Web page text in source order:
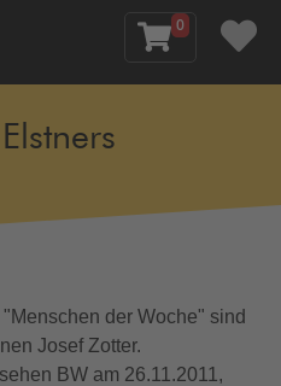
0
der Woche" sind
Josef Zotter.
BW am 26.11.2011,